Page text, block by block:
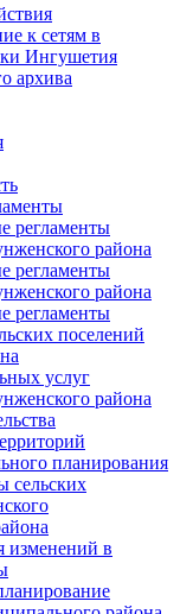
к сетям в
Ингушетия
архива
регламенты
района
регламенты
района
регламенты
поселений
услуг
района
планирования
сельских
изменений в